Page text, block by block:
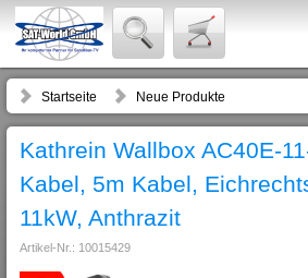
Startseite Neue Produkte
Kathrein Wallbox AC40E-
Kabel, 5m Kabel,
11kW, Anthrazit
Artikel-Nr.: 10015429